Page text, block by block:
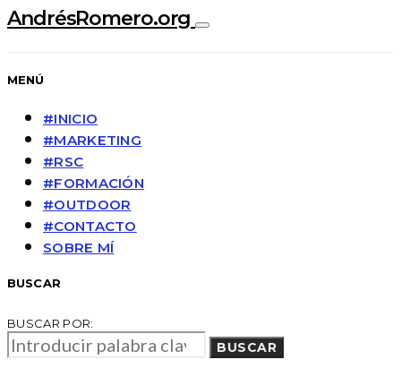
AndrésRomero.org
MENÚ
#INICIO
#MARKETING
#RSC
#FORMACIÓN
#OUTDOOR
#CONTACTO
SOBRE MÍ
BUSCAR
BUSCAR POR:
BUSCAR